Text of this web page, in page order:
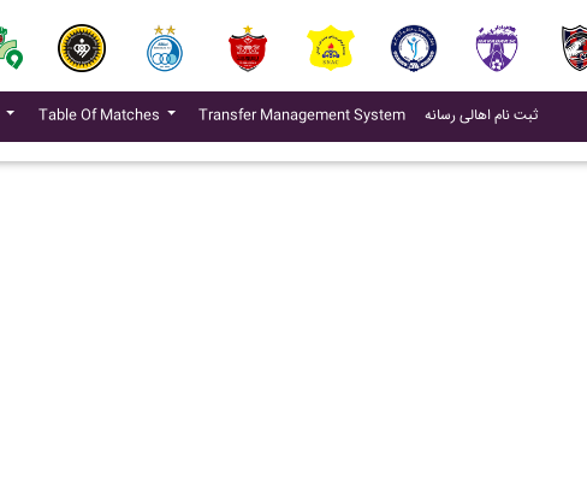
Table Of Matches Transfer Management System(current)
ثبت نام اهالی رسانه(current)